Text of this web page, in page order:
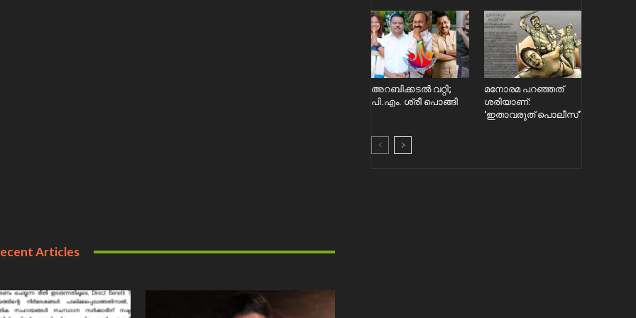
Articles
അറബിക്കടൽ വറ്റി;
പി.എം. ശ്രീ പൊങ്ങി
മനോരമ പറഞ്ഞത്
ശരിയാണ്:
‘ഇതാവരുത് പൊലീസ്’